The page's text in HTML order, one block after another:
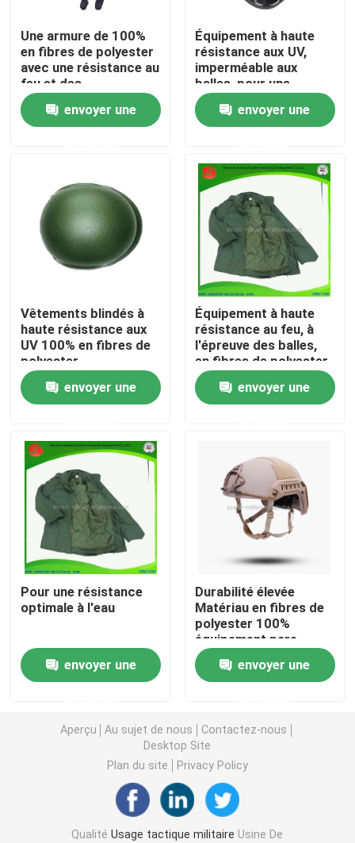
À la maison
Produits
Vidéos
Visite de l'usine
Nouvelles
Demandez un devis
Gilet à l'épreuve des balles tactique militaire
Casque ballistique tactique
Plats ballistiques militaires
Équipement à l'épreuve des balles
Sac à dos tactique militaire
Vitesse extérieure tactique
Bottes tactiques de combat
Gilet tactique de combat
Une armure de 100%
en fibres de polyester
avec une résistance au
feu et des
performances élevées
envoyer une
Équipement à haute
résistance aux UV,
imperméable aux
balles, pour une
protection inégalée
envoyer une
Vêtements blindés à
haute résistance aux
UV 100% en fibres de
polyester
envoyer une
Équipement à haute
résistance au feu, à
l'épreuve des balles,
en fibres de polyester
à 100%
envoyer une
Pour une résistance
optimale à l'eau
envoyer une
Durabilité élevée
Matériau en fibres de
polyester 100%
équipement pare-
balles
envoyer une
Aperçu Au sujet de nous
Contactez-nous
Desktop Site
Plan du site
Privacy Policy
QualitéUsage tactique militaire Usine De